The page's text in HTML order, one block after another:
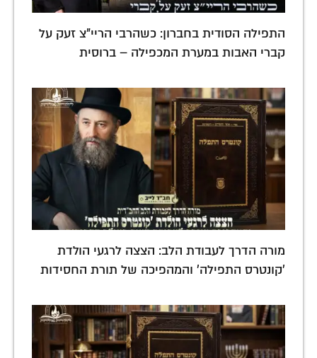
התפילה הסודית בחברון: כשהרבי הריי"צ זעק על
קברי האבות במערת המכפילה – ברוסית
מורה הדרך לעבודת הלב: הצצה לרגעי הולדת
'קונטרס התפילה' והמהפיכה של תורת החסידות